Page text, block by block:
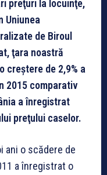
preţuri la locuinţe,
Uniunea
de Biroul
ţara noastră
creştere de 2,9% a
2015 comparativ
a înregistrat
preţului caselor.
ani o scădere de
a înregistrat o